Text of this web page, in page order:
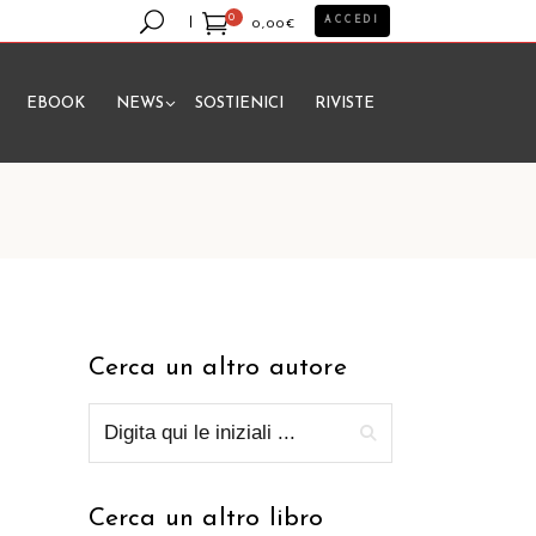
0
0,00€
prodotto nel carrello.
ACCEDI
EBOOK NEWS SOSTIENICI RIVISTE
Cerca un altro autore
Cerca un altro libro